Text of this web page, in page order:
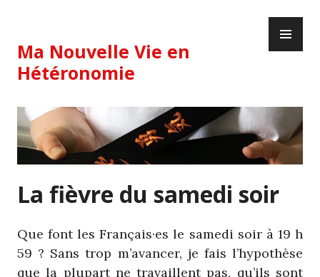
content
Ma Nouvelle Vie en
Hétéronomie
La fièvre du samedi soir
Que font les Français·es le samedi soir à 19 h
59 ? Sans trop m’avancer, je fais l’hypothèse
que la plupart ne travaillent pas, qu’ils sont